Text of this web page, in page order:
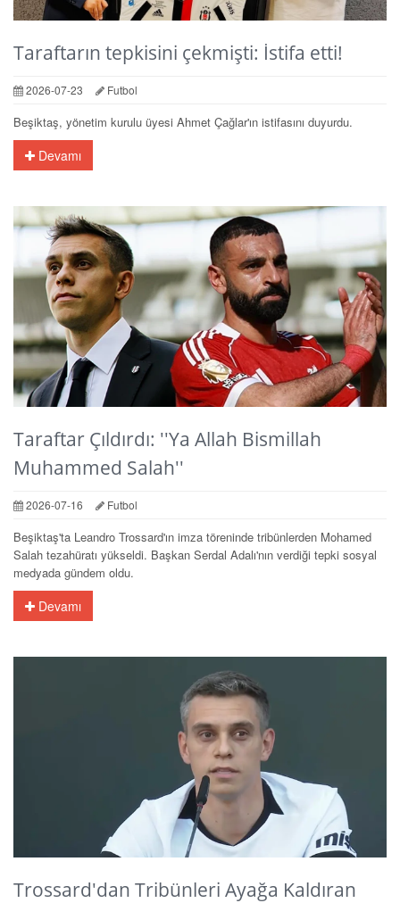
Taraftarın tepkisini çekmişti: İstifa etti!
2026-07-23 Futbol
Beşiktaş, yönetim kurulu üyesi Ahmet Çağlar'ın istifasını duyurdu.
Devamı
Taraftar Çıldırdı: ''Ya Allah Bismillah
Muhammed Salah''
2026-07-16 Futbol
Beşiktaş'ta Leandro Trossard'ın imza töreninde tribünlerden Mohamed
Salah tezahüratı yükseldi. Başkan Serdal Adalı'nın verdiği tepki sosyal
medyada gündem oldu.
Devamı
Trossard'dan Tribünleri Ayağa Kaldıran